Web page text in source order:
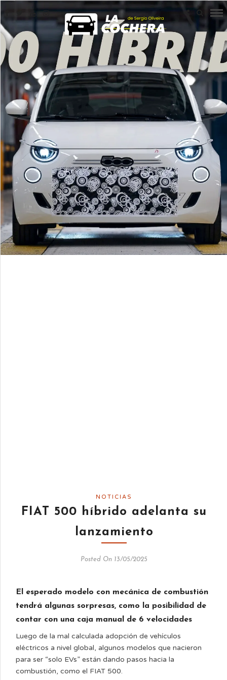
NOTICIAS
FIAT 500 híbrido adelanta su
lanzamiento
Posted On 13/05/2025
El esperado modelo con mecánica de combustión
tendrá algunas sorpresas, como la posibilidad de
contar con una caja manual de 6 velocidades
Luego de la mal calculada adopción de vehículos
eléctricos a nivel global, algunos modelos que nacieron
para ser “solo EVs” están dando pasos hacia la
combustión, como el FIAT 500.